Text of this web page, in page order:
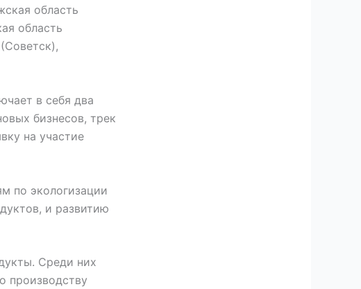
область
область
в себя два
бизнесов, трек
на участие
по экологизации
и развитию
Среди них
производству